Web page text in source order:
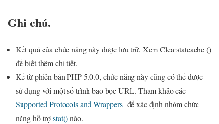
Ghi chú.
Kết quả của chức năng này được lưu trữ. Xem Clearstatcache ()
để biết thêm chi tiết.
Kể từ phiên bản PHP 5.0.0, chức năng này cũng có thể được
sử dụng với một số trình bao bọc URL. Tham khảo các
Supported Protocols and Wrappers để xác định nhóm chức
năng hỗ trợstat()nào.